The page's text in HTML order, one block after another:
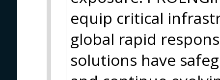
equip critical
global rapid
solutions have